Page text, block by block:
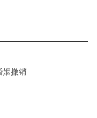
撤销